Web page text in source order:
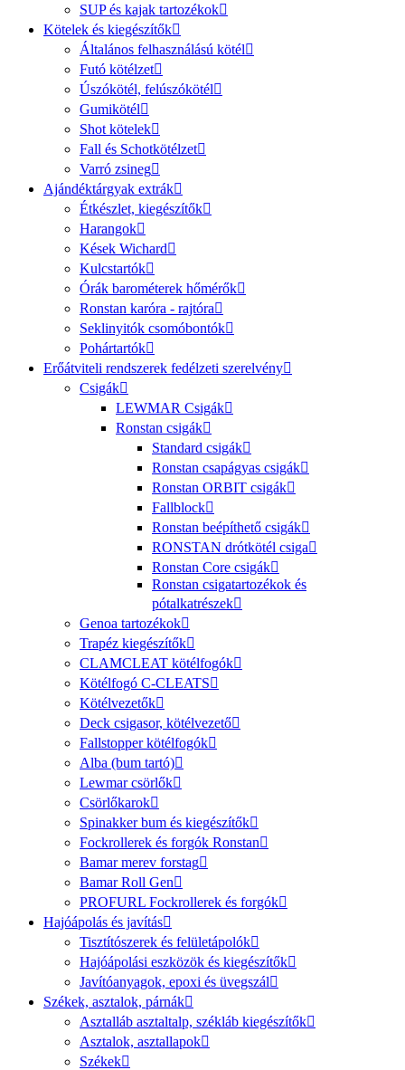
SUP és kajak tartozékok
Kötelek és kiegészítők
Általános felhasználású kötél
Futó kötélzet
Úszókötél, felúszókötél
Gumikötél
Shot kötelek
Fall és Schotkötélzet
Varró zsineg
Ajándéktárgyak extrák
Étkészlet, kiegészítők
Harangok
Kések Wichard
Kulcstartók
Órák barométerek hőmérők
Ronstan karóra - rajtóra
Seklinyitók csomóbontók
Pohártartók
Erőátviteli rendszerek fedélzeti szerelvény
Csigák
LEWMAR Csigák
Ronstan csigák
Standard csigák
Ronstan csapágyas csigák
Ronstan ORBIT csigák
Fallblock
Ronstan beépíthető csigák
RONSTAN drótkötél csiga
Ronstan Core csigák
Ronstan csigatartozékok és
pótalkatrészek
Genoa tartozékok
Trapéz kiegészítők
CLAMCLEAT kötélfogók
Kötélfogó C-CLEATS
Kötélvezetők
Deck csigasor, kötélvezető
Fallstopper kötélfogók
Alba (bum tartó)
Lewmar csörlők
Csörlőkarok
Spinakker bum és kiegészítők
Fockrollerek és forgók Ronstan
Bamar merev forstag
Bamar Roll Gen
PROFURL Fockrollerek és forgók
Hajóápolás és javítás
Tisztítószerek és felületápolók
Hajóápolási eszközök és kiegészítők
Javítóanyagok, epoxi és üvegszál
Székek, asztalok, párnák
Asztalláb asztaltalp, székláb kiegészítők
Asztalok, asztallapok
Székek